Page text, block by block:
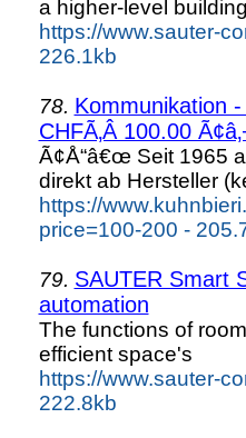
a higher-level
https://www.sauter-
226.1kb
78. Kommunikation
CHFÃ‚Â 100.00
Ã¢Å“â€œ Seit 1965
direkt ab Hersteller
https://
price=100-200 -
79. SAUTER Smart
automation
The functions of
efficient space's
https://www.sauter-
222.8kb